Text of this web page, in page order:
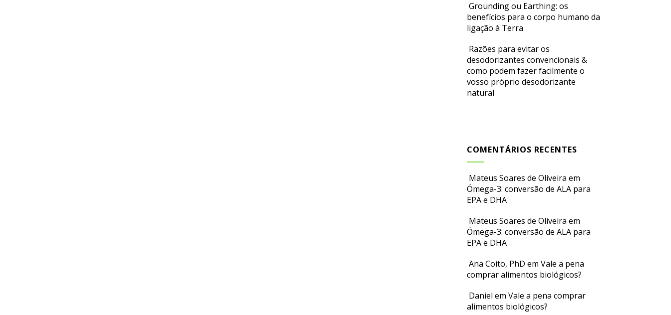
Grounding ou Earthing: os
benefícios para o corpo humano da
ligação à Terra
Razões para evitar os
desodorizantes convencionais &
como podem fazer facilmente o
vosso próprio desodorizante
natural
COMENTÁRIOS RECENTES
Mateus Soares de Oliveira em
Ómega-3: conversão de ALA para
EPA e DHA
Mateus Soares de Oliveira em
Ómega-3: conversão de ALA para
EPA e DHA
Ana Coito, PhD em Vale a pena
comprar alimentos biológicos?
Daniel em Vale a pena comprar
alimentos biológicos?